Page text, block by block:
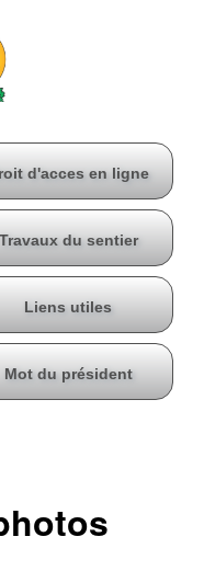
d'acces en ligne
Travaux du sentier
Liens utiles
Mot du président